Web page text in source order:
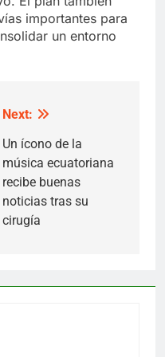
importantes para
un entorno
Next:
Un ícono de la
música ecuatoriana
recibe buenas
noticias tras su
cirugía